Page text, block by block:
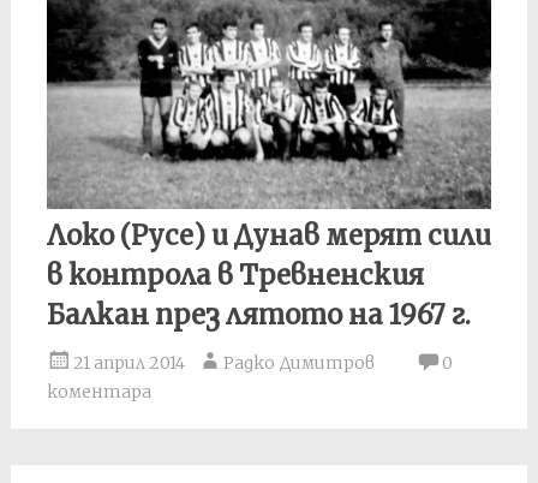
Локо (Русе) и Дунав мерят сили
в контрола в Тревненския
Балкан през лятото на 1967 г.
21 април 2014 Радко Димитров
0
коментара